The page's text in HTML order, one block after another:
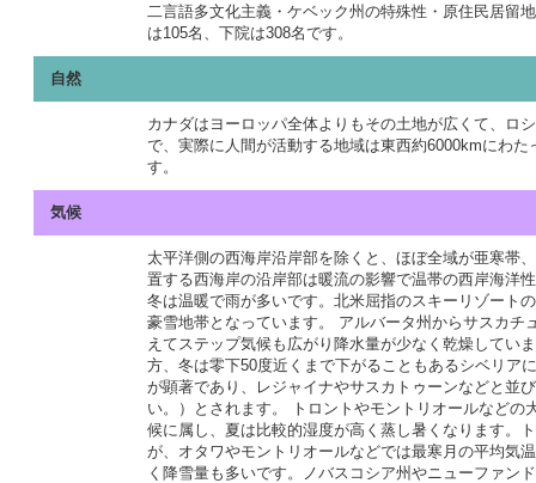
二言語多文化主義・ケベック州の特殊性・原住民居留
は105名、下院は308名です。
自然
カナダはヨーロッパ全体よりもその土地が広くて、ロ
で、実際に人間が活動する地域は東西約6000kmにわ
す。
気候
太平洋側の西海岸沿岸部を除くと、ほぼ全域が亜寒帯
置する西海岸の沿岸部は暖流の影響で温帯の西岸海洋
冬は温暖で雨が多いです。北米屈指のスキーリゾート
豪雪地帯となっています。 アルバータ州からサスカ
えてステップ気候も広がり降水量が少なく乾燥してい
方、冬は零下50度近くまで下がることもあるシベリア
が顕著であり、レジャイナやサスカトゥーンなどと並
い。）とされます。 トロントやモントリオールなど
候に属し、夏は比較的湿度が高く蒸し暑くなります。
が、オタワやモントリオールなどでは最寒月の平均気
く降雪量も多いです。ノバスコシア州やニューファン